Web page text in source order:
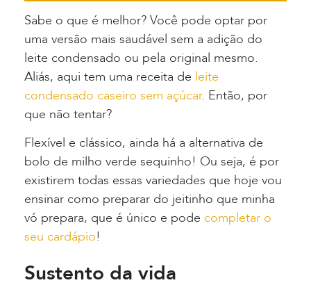
Sabe o que é melhor? Você pode optar por
uma versão mais saudável sem a adição do
leite condensado ou pela original mesmo.
Aliás, aqui tem uma receita de leite
condensado caseiro sem açúcar. Então, por
que não tentar?
Flexível e clássico, ainda há a alternativa de
bolo de milho verde sequinho! Ou seja, é por
existirem todas essas variedades que hoje vou
ensinar como preparar do jeitinho que minha
vó prepara, que é único e pode completar o
seu cardápio!
Sustento da vida